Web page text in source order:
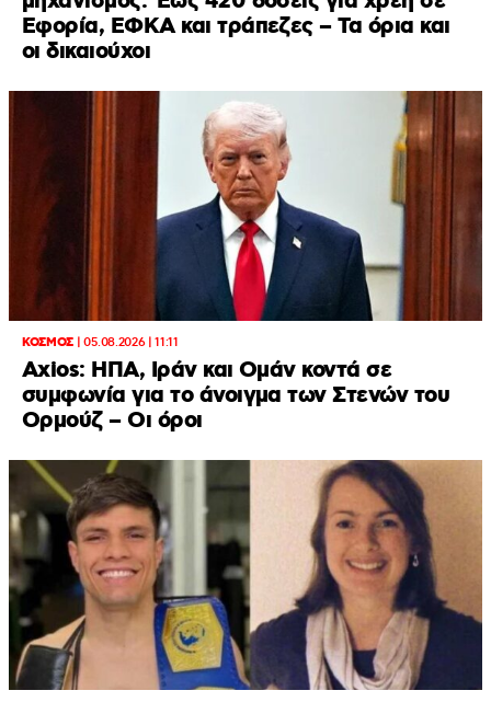
Εφορία, ΕΦΚΑ και τράπεζες – Τα όρια και
οι δικαιούχοι
ΚΟΣΜΟΣ| 05.08.2026 | 11:11
Axios: ΗΠΑ, Ιράν και Ομάν κοντά σε
συμφωνία για το άνοιγμα των Στενών του
Ορμούζ – Οι όροι